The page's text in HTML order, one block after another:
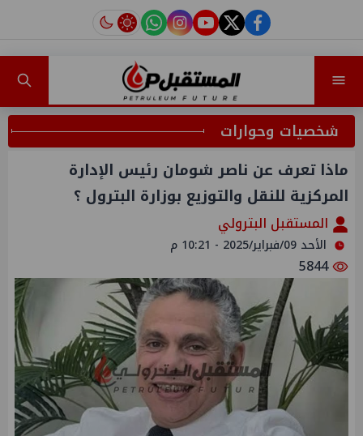
facebook
twitter
youtube
instagram
tiktok
شخصيات وحوارات
ماذا تعرف عن ناصر شومان رئيس الإدارة
المركزية للنقل والتوزيع بوزارة البترول ؟
المستقبل البترولي
الأحد 09/فبراير/2025 - 10:21 م
5844